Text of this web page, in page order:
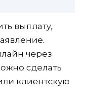
выплату,
через
сделать
клиентскую